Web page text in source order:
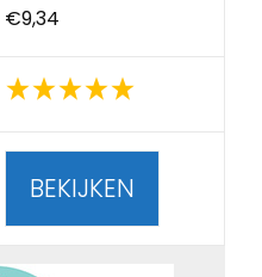
€9,34
BEKIJKEN